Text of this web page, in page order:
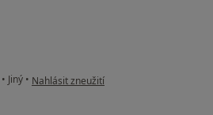
• Jiný • podle názoru uživatele B.K
Nahlásit zneužití